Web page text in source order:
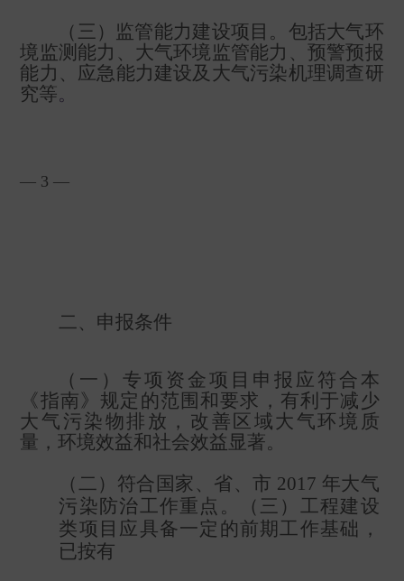
（三）监管能力建设项目。包括大气环
境监测能力、大气环境监管能力、预警预报
能力、应急能力建设及大气污染机理调查研
究等。
— 3 —
二、申报条件
（一）专项资金项目申报应符合本
《指南》规定的范围和要求，有利于减少
大气污染物排放，改善区域大气环境质
量，环境效益和社会效益显著。
（二）符合国家、省、市 2017 年大气
污染防治工作重点。（三）工程建设
类项目应具备一定的前期工作基础，
已按有